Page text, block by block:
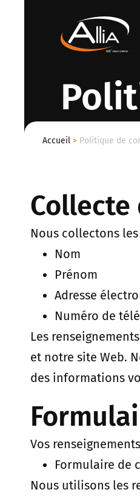
Accueil > Politique de
Collecte
Nous collectons
Nom
Prénom
Adresse
Numéro de
Les
et notre site Web.
des informations
Vos
Formulaire de
Nous utilisons les